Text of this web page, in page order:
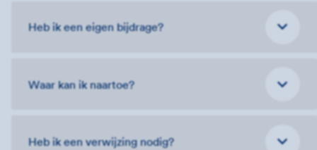
Heb ik een eigen bijdrage?
Waar kan ik naartoe?
Heb ik een verwijzing nodig?